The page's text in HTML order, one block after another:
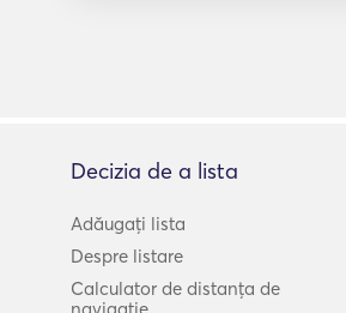
Decizia de a lista
Adăugați lista
Despre listare
Calculator de distanța de